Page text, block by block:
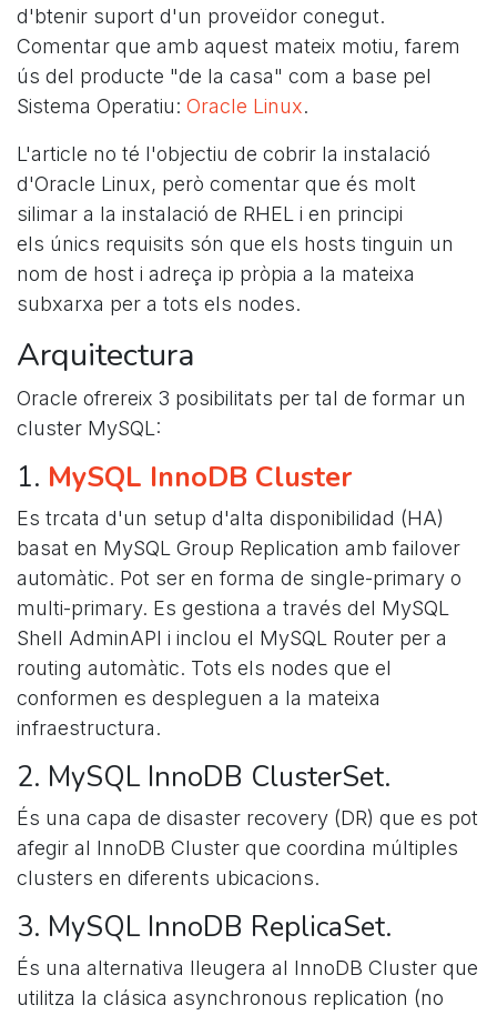
d'btenir suport d'un proveïdor conegut.
Comentar que amb aquest mateix motiu, farem
ús del producte "de la casa" com a base pel
Sistema Operatiu: Oracle Linux.
L'article no té l'objectiu de cobrir la instalació
d'Oracle Linux, però comentar que és molt
silimar a la instalació de RHEL i en principi
els únics requisits són que els hosts tinguin un
nom de host i adreça ip pròpia a la mateixa
subxarxa per a tots els nodes.
Arquitectura
Oracle ofrereix 3 posibilitats per tal de formar un
cluster MySQL:
1. MySQL InnoDB Cluster
Es trcata d'un setup d'alta disponibilidad (HA)
basat en MySQL Group Replication amb failover
automàtic. Pot ser en forma de single-primary o
multi-primary. Es gestiona a través del MySQL
Shell AdminAPI i inclou el MySQL Router per a
routing automàtic. Tots els nodes que el
conformen es despleguen a la mateixa
infraestructura.
2. MySQL InnoDB ClusterSet.
És una capa de disaster recovery (DR) que es pot
afegir al InnoDB Cluster que coordina múltiples
clusters en diferents ubicacions.
3. MySQL InnoDB ReplicaSet.
És una alternativa lleugera al InnoDB Cluster que
utilitza la clásica asynchronous replication (no